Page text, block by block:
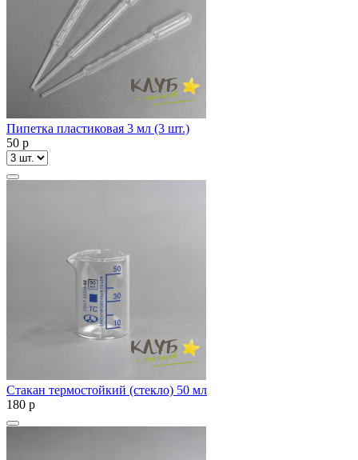
Пипетка пластиковая 3 мл (3 шт.)
50 p
Стакан термостойкий (стекло) 50 мл
180 p